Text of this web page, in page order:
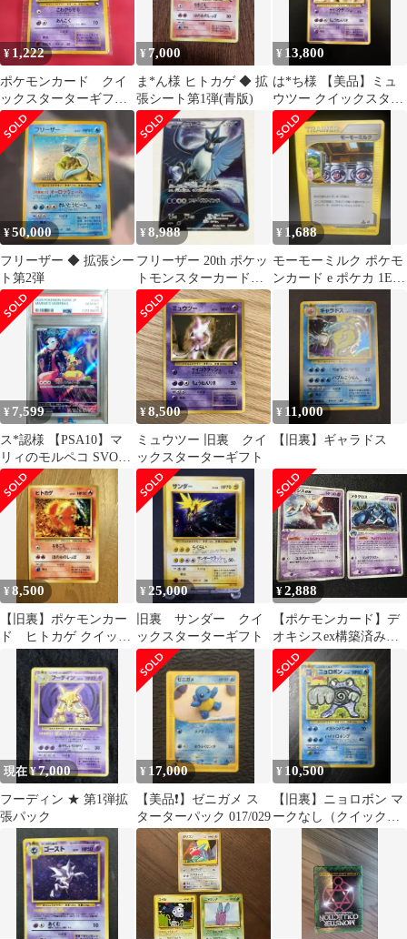
¥ 1,222
ポケモンカード クイ
ックスターターギフト
ゴース マークなし
¥ 7,000
ま*ん様 ヒトカゲ ◆ 拡
張シート第1弾(青版)
¥ 13,800
は*ち様 【美品】ミュ
ウツー クイックスター
ターギフト センタリン
グPSA10相
¥50,000
フリーザー ◆ 拡張シー
ト第2弾
¥8,988
フリーザー 20th ポケッ
トモンスターカードゲ
ーム スターターパック
¥ 1,688
モーモーミルク ポケモ
ンカード e ポケカ 1ED
¥ 7,599
ス*認様 【PSA10】マ
リィのモルペコ SVOM
スターターセットex
¥8,500
ミュウツー 旧裏 クイ
ックスターターギフト
¥ 11,000
【旧裏】ギャラドス
¥8,500
【旧裏】ポケモンカー
ド ヒトカゲ クイック
スターターギフト
¥25,000
旧裏 サンダー クイ
ックスターターギフト
¥2,888
【ポケモンカード】デ
オキシスex構築済みス
ターター デオキシスデ
ッキ メタグロス
現在 ¥7,000
フーディン ★ 第1弾拡
張パック
¥ 17,000
【美品❗️】ゼニガメ ス
ターターパック 017/029
¥ 10,500
【旧裏】ニョロボン マ
ークなし（クイックス
ターターギフト）